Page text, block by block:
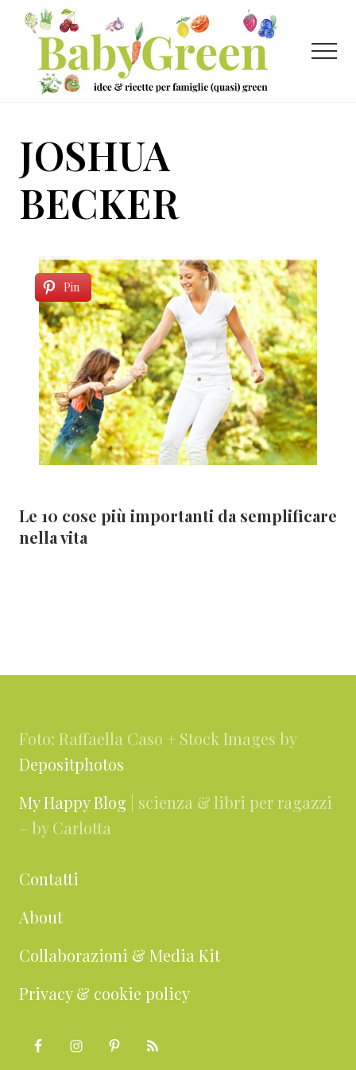
Menu
Passa
contenuto
principale
Passa
ricette
per
famiglie
green
Menu
JOSHUA
BECKER
Pin
Le 10 cose più importanti da semplificare
nella vita
Foto: Raffaella Caso + Stock Images by
Depositphotos
My Happy Blog | scienza & libri per ragazzi
– by Carlotta
Contatti
About
Collaborazioni & Media Kit
Privacy & cookie policy